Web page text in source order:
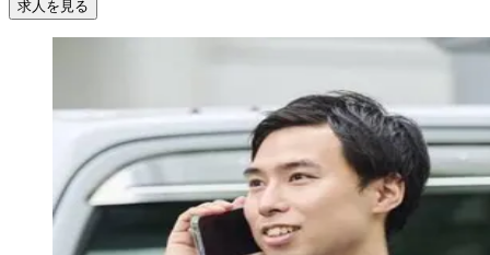
求人を見る